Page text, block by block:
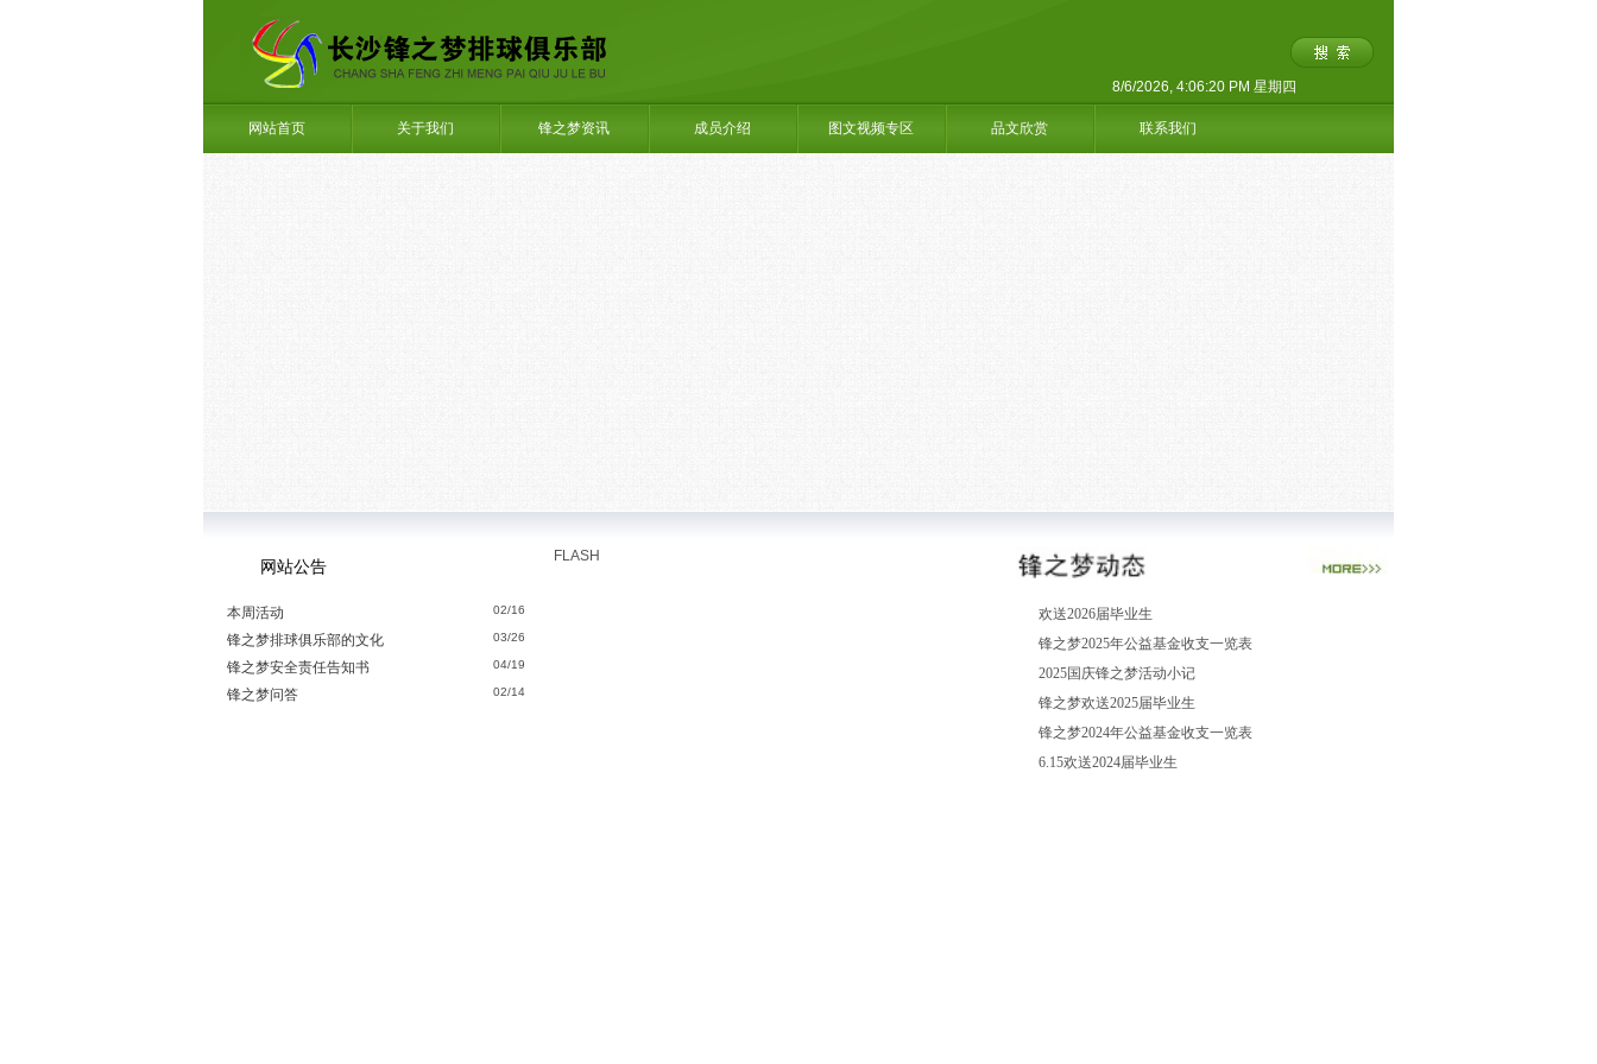
网站首页 关于我们 锋之梦资讯 成员介绍 图文视频专区 品文欣赏 联系我们
8/6/2026, 4:06:20 PM 星期四
网站公告
02/16
本周活动
03/26
锋之梦排球俱乐部的文化
04/19
锋之梦安全责任告知书
02/14
锋之梦问答
欢送2026届毕业生
锋之梦2025年公益基金收支一览表
2025国庆锋之梦活动小记
锋之梦欢送2025届毕业生
锋之梦2024年公益基金收支一览表
6.15欢送2024届毕业生
FLASH